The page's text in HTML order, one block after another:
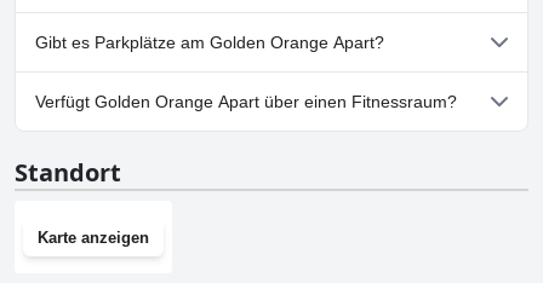
Nein, Golden Orange Apart erlaubt keine Hunde.
Gibt es Parkplätze am Golden Orange Apart?
Nein, im Golden Orange Apart gibt es keine Parkmöglichkeiten.
Verfügt Golden Orange Apart über einen Fitnessraum?
Standort
Karte anzeigen